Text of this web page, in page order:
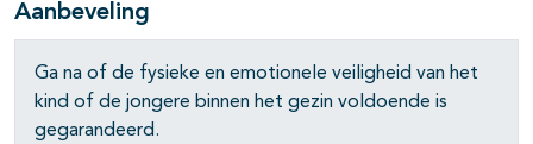
open- en dichtklappen
Aanbeveling
Ga na of de fysieke en emotionele veiligheid van het
kind of de jongere binnen het gezin voldoende is
gegarandeerd.